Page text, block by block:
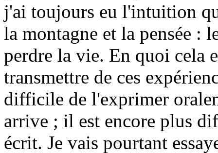
j'ai toujours eu l'intuition
la montagne et la pensée :
perdre la vie. En quoi cela
transmettre de ces
difficile de l'exprimer
arrive ; il est encore plus
écrit. Je vais pourtant